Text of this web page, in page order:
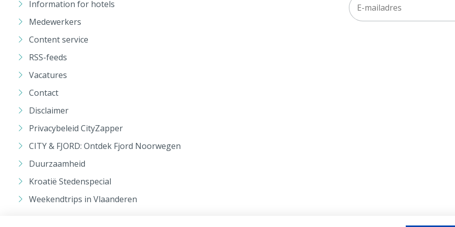
Information for hotels
Medewerkers
Content service
RSS-feeds
Vacatures
Contact
Disclaimer
Privacybeleid CityZapper
CITY & FJORD: Ontdek Fjord Noorwegen
Duurzaamheid
Kroatië Stedenspecial
Weekendtrips in Vlaanderen